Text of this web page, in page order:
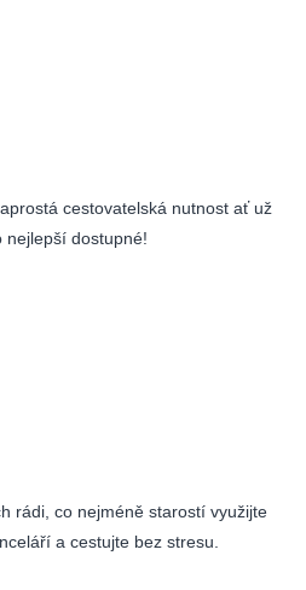
cestovatelská nutnost ať už
nejlepší dostupné!
rádi, co nejméně starostí využijte
a cestujte bez stresu.